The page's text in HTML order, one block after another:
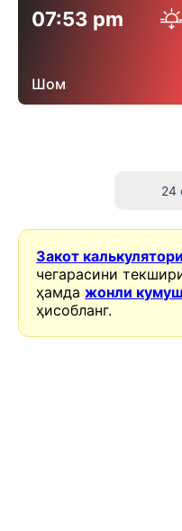
07:53 pm
Шом
24
Закот
чегарасини
ҳамдажонли
ҳисобланг.